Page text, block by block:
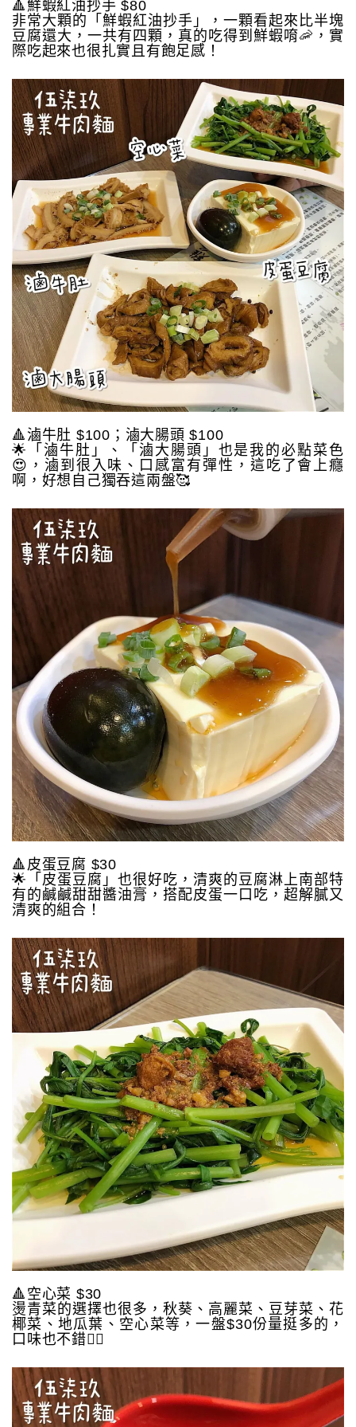
🔺鮮蝦紅油抄手 $80
非常大顆的「鮮蝦紅油抄手」，一顆看起來比半塊
豆腐還大，一共有四顆，真的吃得到鮮蝦唷🦐，實
際吃起來也很扎實且有飽足感！
🔺滷牛肚 $100；滷大腸頭 $100
🌟「滷牛肚」、「滷大腸頭」也是我的必點菜色
😍，滷到很入味、口感富有彈性，這吃了會上癮
啊，好想自己獨吞這兩盤🥰
🔺皮蛋豆腐 $30
🌟「皮蛋豆腐」也很好吃，清爽的豆腐淋上南部特
有的鹹鹹甜甜醬油膏，搭配皮蛋一口吃，超解膩又
清爽的組合！
🔺空心菜 $30
燙青菜的選擇也很多，秋葵、高麗菜、豆芽菜、花
椰菜、地瓜葉、空心菜等，一盤$30份量挺多的，
口味也不錯👍🏻